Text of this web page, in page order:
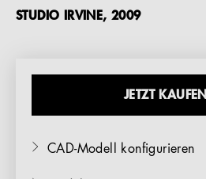
DE
STUDIO IRVINE, 2009
JETZT KAUFEN
CAD-Modell konfigurieren